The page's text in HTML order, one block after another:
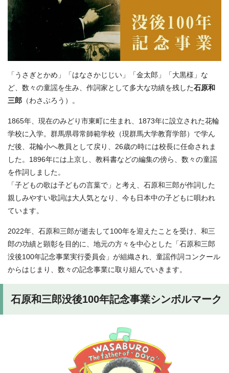
「うさぎとかめ」「はなさかじじい」「金太郎」「大黒様」な
ど、数々の童謡を生み、作詞家として多大な功績を残した石原和
三郎 （わさぶろう）。
1865年、現在のみどり市東町に生まれ、1873年に設立された花輪
学校に入学。群馬県尋常師範学校（現群馬大学教育学部）で学ん
だ後、花輪小へ教員として戻り、26歳の時には校長に任命されま
した。1896年には上京し、教科書などの編集の傍ら、数々の童謡
を作詞しました。
「子どもの歌は子どもの言葉で」と考え、石原和三郎が作詞した
親しみやすい歌詞は大人気となり、今も日本中の子どもに唄われ
ています。
2022年、石原和三郎が逝去して100年を迎えたことを受け、和三
郎の功績と顕彰を目的に、地元の方々を中心とした「石原和三郎
没後100年記念事業実行委員会」が組織され、童謡作詞コンクール
からはじまり、数々の記念事業に取り組んでいきます。
石原和三郎没後100年記念事業シンボルマーク